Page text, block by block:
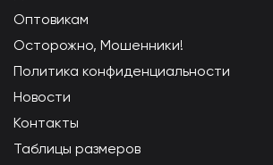
Оптовикам
Осторожно, Мошенники!
Политика конфиденциальности
Новости
Контакты
Таблицы размеров